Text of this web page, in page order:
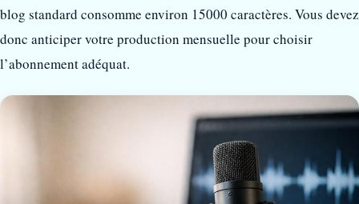
blog standard consomme environ 15000 caractères. Vous devez
donc anticiper votre production mensuelle pour choisir
l’abonnement adéquat.